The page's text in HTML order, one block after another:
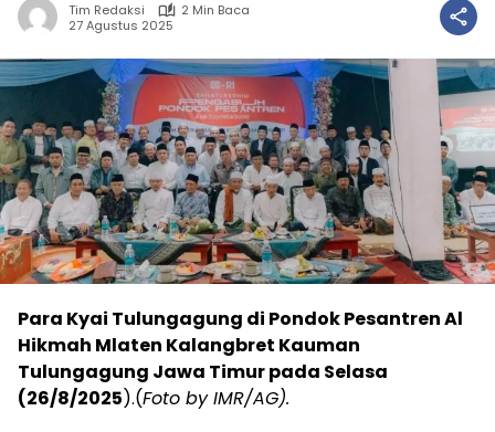
Tim Redaksi
2 Min Baca
27 Agustus 2025
Para Kyai Tulungagung di Pondok Pesantren Al
Hikmah Mlaten Kalangbret Kauman
Tulungagung Jawa Timur pada Selasa
(26/8/2025).(Foto by IMR/AG).